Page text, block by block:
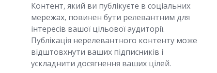
Контент, який ви публікуєте в соціальних
мережах, повинен бути релевантним для
інтересів вашої цільової аудиторії.
Публікація нерелевантного контенту може
відштовхнути ваших підписників і
ускладнити досягнення ваших цілей.